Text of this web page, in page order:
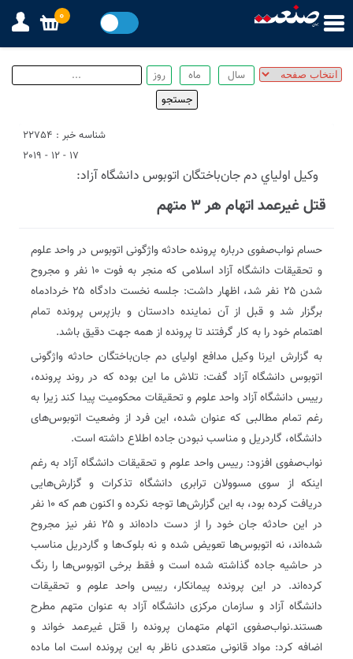
شناسه خبر : 22754
17 - 12 - 2019
وكيل اولياي دم جان‌باختگان اتوبوس دانشگاه آزاد:
قتل غیرعمد اتهام هر ۳ متهم
حسام نواب‌صفوی درباره پرونده حادثه واژگونی اتوبوس در واحد علوم
و تحقیقات دانشگاه آزاد اسلامی که منجر به فوت ۱۰ نفر و مجروح
شدن ۲۵ نفر شد، اظهار داشت: جلسه نخست دادگاه ۲۵ خردادماه
برگزار شد و قبل از آن نماینده دادستان و بازپرس پرونده تمام
اهتمام خود را به کار گرفتند تا پرونده از همه جهت دقیق باشد.
به گزارش ایرنا وکیل مدافع اولیای دم جان‌باختگان حادثه واژگونی
اتوبوس دانشگاه آزاد گفت: تلاش ما این بوده که در روند پرونده،
رییس دانشگاه آزاد واحد علوم و تحقیقات محکومیت پیدا کند زیرا به
رغم تمام مطالبی که عنوان شده، این فرد از وضعیت اتوبوس‌های
دانشگاه، گاردریل و مناسب نبودن جاده اطلاع داشته است.
نواب‌صفوی افزود: رییس واحد علوم و تحقیقات دانشگاه آزاد به رغم
اینکه از سوی مسوولان ترابری دانشگاه تذکرات و گزارش‌هایی
دریافت کرده بود، به این گزارش‌ها توجه نکرده و اکنون هم که ۱۰ نفر
در این حادثه جان خود را از دست داده‌اند و ۲۵ نفر نیز مجروح
شده‌اند، نه اتوبوس‌ها تعویض شده و نه بلوک‌ها و گاردریل مناسب
در حاشیه جاده گذاشته شده است و فقط برخی اتوبوس‌ها را رنگ
کرده‌اند. در این پرونده پیمانکار، رییس واحد علوم و تحقیقات
دانشگاه آزاد و سازمان مرکزی دانشگاه آزاد به عنوان متهم مطرح
هستند.نواب‌صفوی اتهام متهمان پرونده را قتل غیرعمد خواند و
اضافه کرد: مواد قانونی متعددی ناظر به این پرونده است اما ماده
0